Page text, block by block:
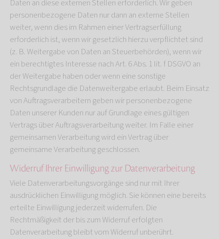
Daten an diese externen Stellen erforderlich. Wir geben
personenbezogene Daten nur dann an externe Stellen
weiter, wenn dies im Rahmen einer Vertragserfüllung
erforderlich ist, wenn wir gesetzlich hierzu verpflichtet sind
(z. B. Weitergabe von Daten an Steuerbehörden), wenn wir
ein berechtigtes Interesse nach Art. 6 Abs. 1 lit. f DSGVO an
der Weitergabe haben oder wenn eine sonstige
Rechtsgrundlage die Datenweitergabe erlaubt. Beim Einsatz
von Auftragsverarbeitern geben wir personenbezogene
Daten unserer Kunden nur auf Grundlage eines gültigen
Vertrags über Auftragsverarbeitung weiter. Im Falle einer
gemeinsamen Verarbeitung wird ein Vertrag über
gemeinsame Verarbeitung geschlossen.
Widerruf Ihrer Einwilligung zur Datenverarbeitung
Viele Datenverarbeitungsvorgänge sind nur mit Ihrer
ausdrücklichen Einwilligung möglich. Sie können eine bereits
erteilte Einwilligung jederzeit widerrufen. Die
Rechtmäßigkeit der bis zum Widerruf erfolgten
Datenverarbeitung bleibt vom Widerruf unberührt.